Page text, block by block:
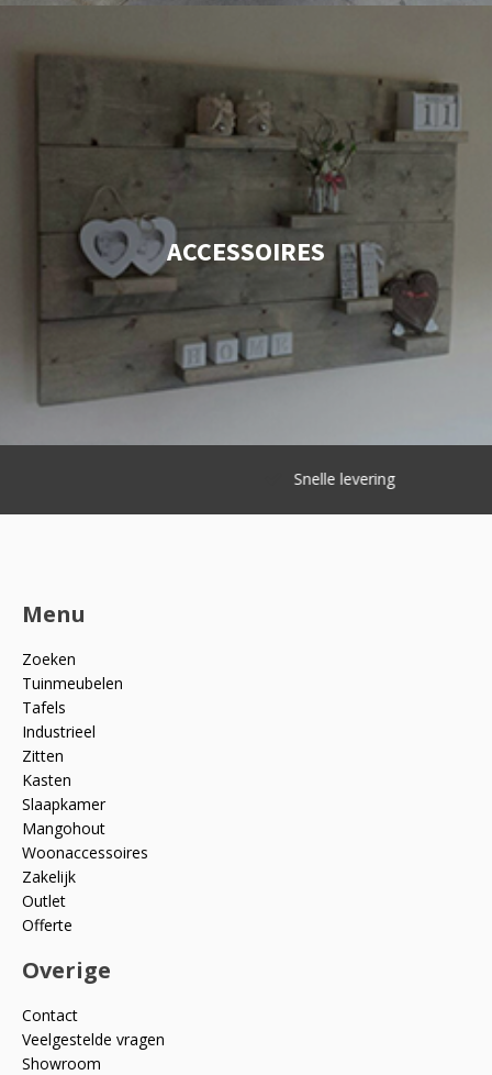
ACCESSOIRES
Snelle levering
Menu
Zoeken
Tuinmeubelen
Tafels
Industrieel
Zitten
Kasten
Slaapkamer
Mangohout
Woonaccessoires
Zakelijk
Outlet
Offerte
Overige
Contact
Veelgestelde vragen
Showroom